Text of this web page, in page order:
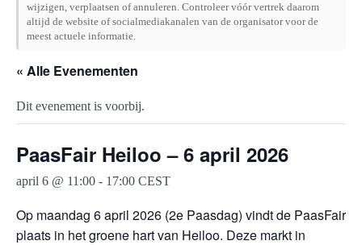
wijzigen, verplaatsen of annuleren. Controleer vóór vertrek daarom
altijd de website of socialmediakanalen van de organisator voor de
meest actuele informatie.
« Alle Evenementen
Dit evenement is voorbij.
PaasFair Heiloo – 6 april 2026
april 6 @ 11:00 - 17:00 CEST
Op maandag 6 april 2026 (2e Paasdag) vindt de PaasFair
plaats in het groene hart van Heiloo. Deze markt in